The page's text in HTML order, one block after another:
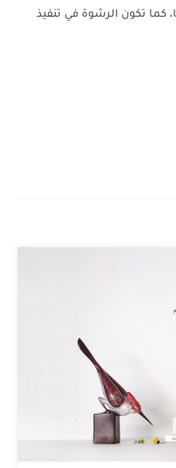
كما تكون الرشوة في تنفيذ